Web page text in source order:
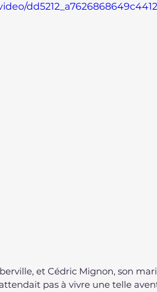
et Cédric Mignon, son
pas à vivre une telle